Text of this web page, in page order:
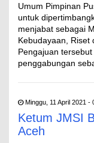
Umum Pimpinan
untuk
menjabat sebagai
Kebudayaan, Riset
Pengajuan
penggabungan
Minggu, 11 April 2021 -
Ketum JMSI
Aceh